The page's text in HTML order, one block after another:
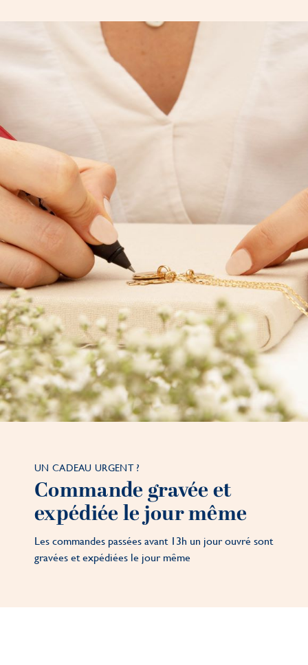
UN CADEAU URGENT ?
Commande gravée et
expédiée le jour même
Les commandes passées avant 13h un jour ouvré sont
gravées et expédiées le jour même